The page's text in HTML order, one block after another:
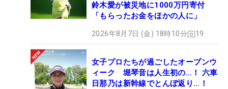
鈴木愛が被災地に1000万円寄付
「もらったお金をほかの人に」
2026年8月7日 (金) 18時10分 19
女子プロたちが過ごしたオープンウ
ィーク 堀琴音は人生初の…！ 六車
日那乃は新幹線でとんぼ返り…！